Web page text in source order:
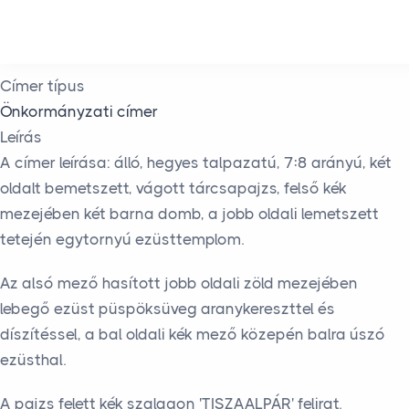
Címer típus
Önkormányzati címer
Leírás
A címer leírása: álló, hegyes talpazatú, 7:8 arányú, két
oldalt bemetszett, vágott tárcsapajzs, felső kék
mezejében két barna domb, a jobb oldali lemetszett
tetején egytornyú ezüsttemplom.
Az alsó mező hasított jobb oldali zöld mezejében
lebegő ezüst püspöksüveg aranykereszttel és
díszítéssel, a bal oldali kék mező közepén balra úszó
ezüsthal.
A pajzs felett kék szalagon 'TISZAALPÁR' felirat.